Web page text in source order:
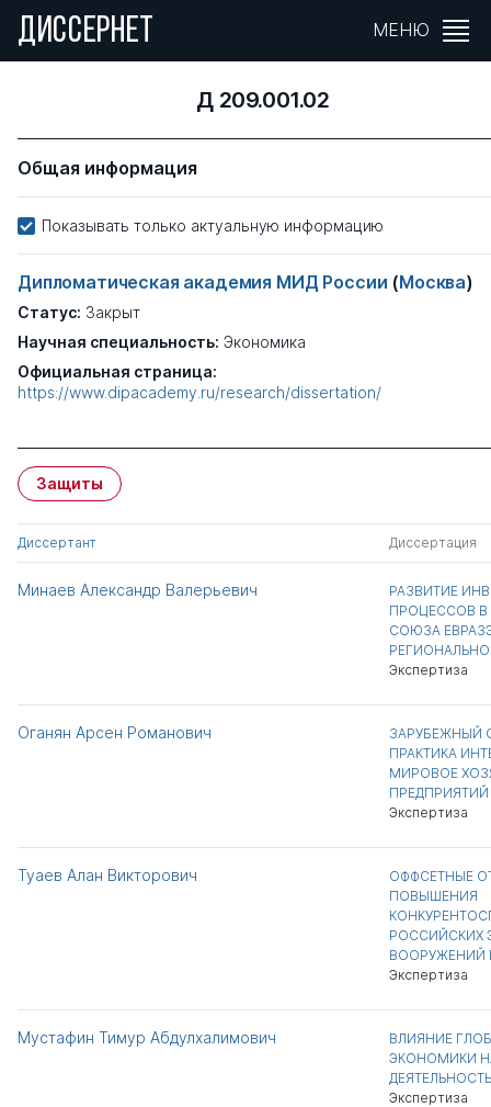
ДИССЕРНЕТ МЕНЮ
Д 209.001.02
Общая информация
Показывать только актуальную информацию
Дипломатическая академия МИД России (Москва)
Статус: Закрыт
Научная специальность: Экономика
Официальная страница:
https://www.dipacademy.ru/research/dissertation/
Защиты
Диссертант Диссертация
Минаев Александр Валерьевич
РАЗВИТИЕ
ПРОЦЕССОВ
СОЮЗА
Экспертиза
Оганян Арсен Романович
ЗАРУБЕЖНЫЙ
ПРАКТИКА
МИРОВОЕ
Экспертиза
Туаев Алан Викторович
ОФФСЕТНЫЕ
ПОВЫШЕНИЯ
РОССИЙСКИХ
ВООРУЖЕНИЙ
Экспертиза
Мустафин Тимур Абдулхалимович
ВЛИЯНИЕ
ЭКОНОМИКИ
Экспертиза